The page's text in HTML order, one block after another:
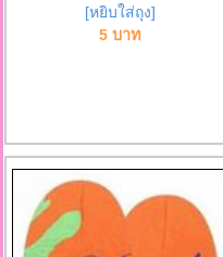
[หยิบใส่ถุง]
5 บาท